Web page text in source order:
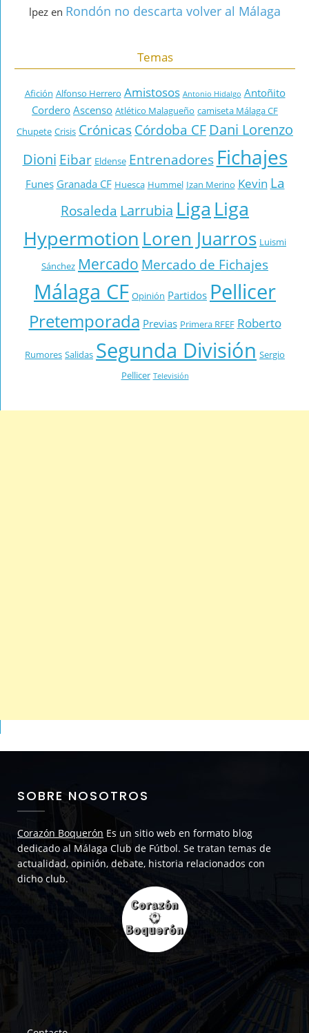
lpez en Rondón no descarta volver al Málaga
Temas
Afición Alfonso Herrero Amistosos Antonio Hidalgo Antoñito
CorderoAscenso Atlético Malagueño camiseta Málaga CF
Chupete Crisis Crónicas Córdoba CF Dani Lorenzo
Dioni Eibar Eldense Entrenadores Fichajes
Funes Granada CF Huesca Hummel Izan Merino Kevin La
Rosaleda Larrubia Liga Liga
Hypermotion Loren Juarros Luismi
Sánchez Mercado Mercado de Fichajes
Málaga CF Opinión Partidos Pellicer
Pretemporada Previas Primera RFEF Roberto
Rumores Salidas Segunda División Sergio
Pellicer Televisión
SOBRE NOSOTROS
Corazón Boquerón Es un sitio web en formato blog
dedicado al Málaga Club de Fútbol. Se tratan temas de
actualidad, opinión, debate, historia relacionados con
dicho club.